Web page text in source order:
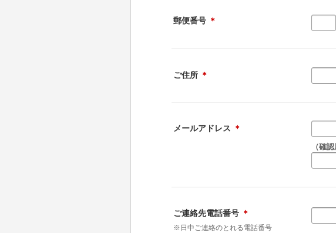
郵便番号 ＊
ご住所 ＊
メールアドレス ＊
（確認
ご連絡先電話番号 ＊
※日中ご連絡のとれる電話番号